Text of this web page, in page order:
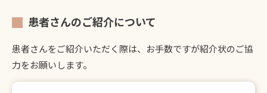
患者さんのご紹介について
患者さんをご紹介いただく際は、お手数ですが紹介状のご協
力をお願いします。